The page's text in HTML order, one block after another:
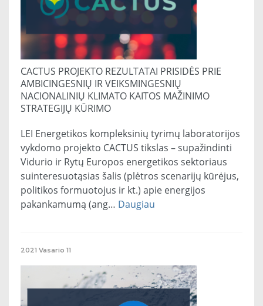
CACTUS PROJEKTO REZULTATAI PRISIDĖS PRIE
AMBICINGESNIŲ IR VEIKSMINGESNIŲ
NACIONALINIŲ KLIMATO KAITOS MAŽINIMO
STRATEGIJŲ KŪRIMO
LEI Energetikos kompleksinių tyrimų laboratorijos
vykdomo projekto CACTUS tikslas – supažindinti
Vidurio ir Rytų Europos energetikos sektoriaus
suinteresuotąsias šalis (plėtros scenarijų kūrėjus,
politikos formuotojus ir kt.) apie energijos
pakankamumą (ang… Daugiau
2021 Vasario 11